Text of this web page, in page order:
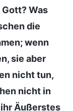
Was
die
wenn
sie aber
nicht tun,
nicht in
Äußerstes